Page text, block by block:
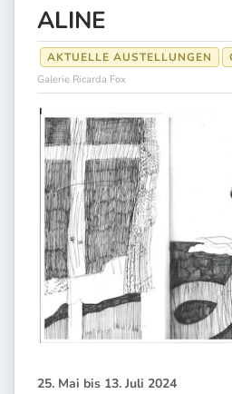
ALINE
AKTUELLE AUSTELLUNGEN
Galerie Ricarda Fox
25. Mai bis 13. Juli 2024